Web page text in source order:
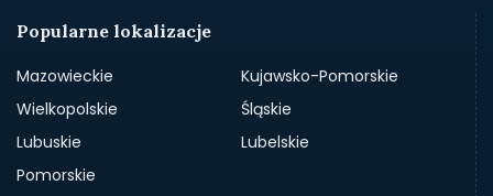
Popularne lokalizacje
Mazowieckie
Kujawsko-Pomorskie
Wielkopolskie
Śląskie
Lubuskie
Lubelskie
Pomorskie